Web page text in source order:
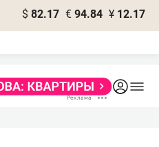
$ 82.17 € 94.84 ¥ 12.17